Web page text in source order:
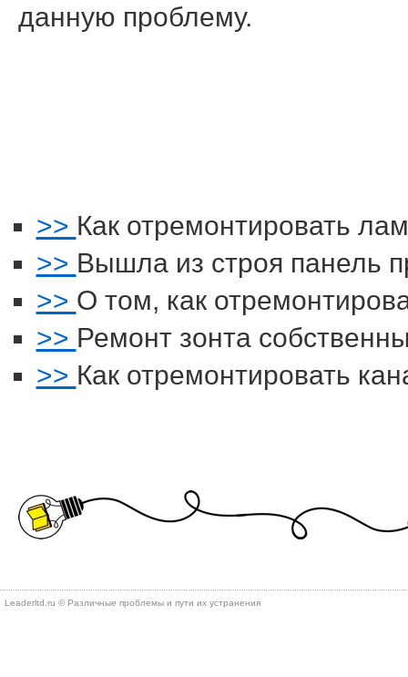
данную проблему.
>> Как отремонтировать
>> Вышла из строя панель
>> О том, как
>> Ремонт зонта
>> Как отремонтировать
Leaderltd.ru © Различные проблемы и пути их устранения